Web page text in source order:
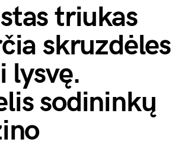
triukas
skruzdėles
lysvę.
sodininkų